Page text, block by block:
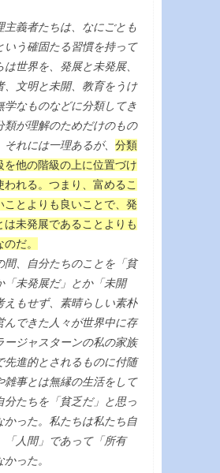
主義者たちは、なにごとも
いう確固たる習慣を持って
は世界を、発展と未発展、
、文明と未開、教育をうけ
学なものなどに分類してき
類が理解のためだけのもの
それには一理あるが、 分類
を他の階級の上に位置づけ
われる。つまり、富めるこ
ことよりも良いことで、発
は未発展であることよりも
だ。
間、自分たちのことを「貧
「未発展だ」とか「未開
えもせず、素晴らしい素朴
んできた人々が世界中に存
ージャスターンの私の家族
先進的とされるものに付随
雑事とは無縁の生活をして
分たちを「貧乏だ」と思っ
かった。私たちは私たち自
「人間」であって「所有
った。